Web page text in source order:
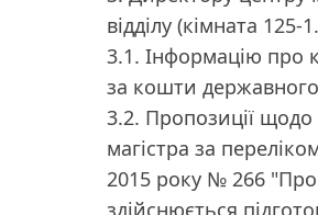
відділу (кімната 125-
3.1. Інформацію про
за кошти
3.2. Пропозиції
магістра за
2015 року № 266 "Про
здійснюється